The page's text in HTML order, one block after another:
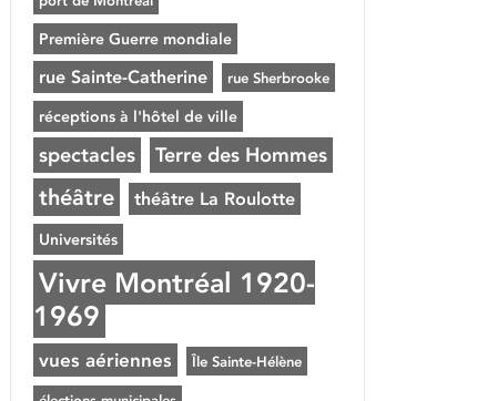
Première Guerre mondiale
rue Sainte-Catherine rue Sherbrooke
réceptions à l'hôtel de ville
spectacles Terre des Hommes
théâtre théâtre La Roulotte
Universités
Vivre Montréal 1920-
1969
vues aériennes Île Sainte-Hélène